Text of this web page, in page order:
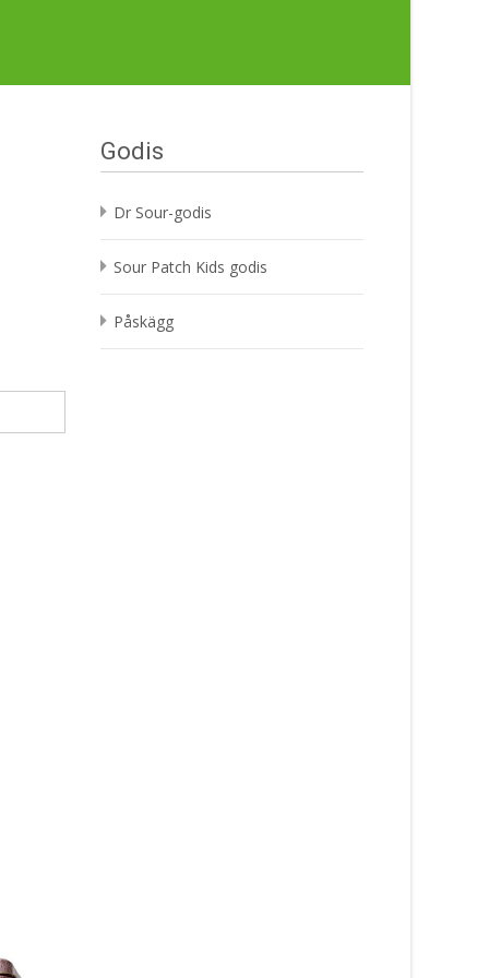
Godis
Dr Sour-godis
Sour Patch Kids godis
Påskägg